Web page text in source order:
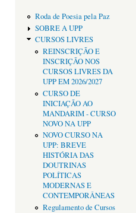
Roda de Poesia pela Paz
SOBRE A UPP
CURSOS LIVRES
REINSCRIÇÃO E
INSCRIÇÃO NOS
CURSOS LIVRES DA
UPP EM 2026/2027
CURSO DE
INICIAÇÃO AO
MANDARIM - CURSO
NOVO NA UPP
NOVO CURSO NA
UPP: BREVE
HISTÓRIA DAS
DOUTRINAS
POLÍTICAS
MODERNAS E
CONTEMPORÂNEAS
Regulamento de Cursos